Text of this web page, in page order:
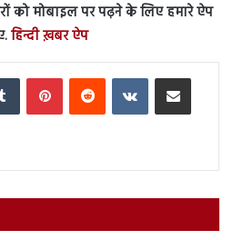
को मोबाइल पर पढ़ने के लिए हमारे ऐप
हिन्दी ख़बर ऐप
Tumblr PinterestReddit VKontakteShare via Email